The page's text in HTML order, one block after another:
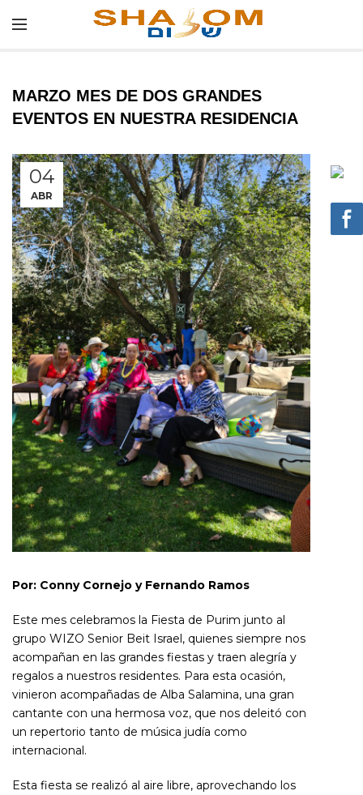
MARZO MES DE DOS GRANDES
EVENTOS EN NUESTRA RESIDENCIA
04
ABR
Por: Conny Cornejo y Fernando Ramos
Este mes celebramos la Fiesta de Purim junto al
grupo WIZO Senior Beit Israel, quienes siempre nos
acompañan en las grandes fiestas y traen alegría y
regalos a nuestros residentes. Para esta ocasión,
vinieron acompañadas de Alba Salamina, una gran
cantante con una hermosa voz, que nos deleitó con
un repertorio tanto de música judía como
internacional.
Esta fiesta se realizó al aire libre, aprovechando los